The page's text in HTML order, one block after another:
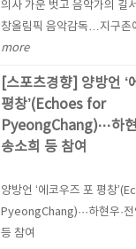
의사 가운 벗고 음악가의 길
창올림픽 음악감독…지구촌
more
[스포츠경향] 양방언 ‘
평창’(Echoes for
PyeongChang)···하
송소희 등 참여
양방언 ‘에코우즈 포 평창
PyeongChang)···하현우·
등 참여